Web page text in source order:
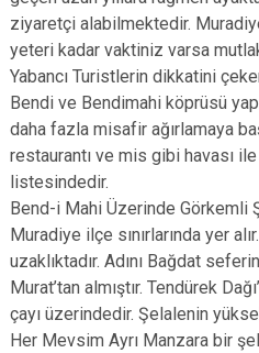
ziyaretçi alabilmektedir.
yeteri kadar vaktiniz varsa
Yabancı Turistlerin dikkatini
Bendi ve Bendimahi köprüsü
daha fazla misafir ağırlamaya
restaurantı ve mis gibi havası
listesindedir.
Bend-i Mahi Üzerinde Görkemli
Muradiye ilçe sınırlarında yer
uzaklıktadır. Adını Bağdat
Murat’tan almıştır. Tendürek
çayı üzerindedir. Şelalenin
Her Mevsim Ayrı Manzara bir